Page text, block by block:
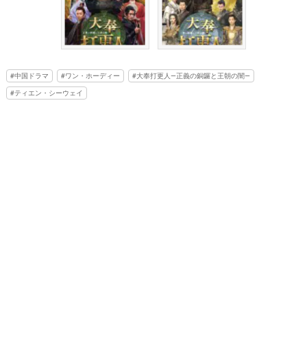
中国ドラマ ワン・ホーディー
大奉打更人―正義の銅鑼と王朝の闇―
ティエン・シーウェイ